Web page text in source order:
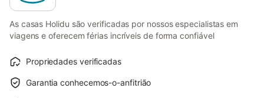
As casas Holidu são verificadas por nossos especialistas em
viagens e oferecem férias incríveis de forma confiável
Propriedades verificadas
Garantia conhecemos-o-anfitrião